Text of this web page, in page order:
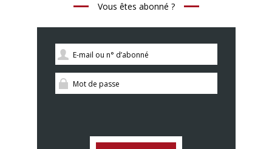
Vous êtes abonné ?